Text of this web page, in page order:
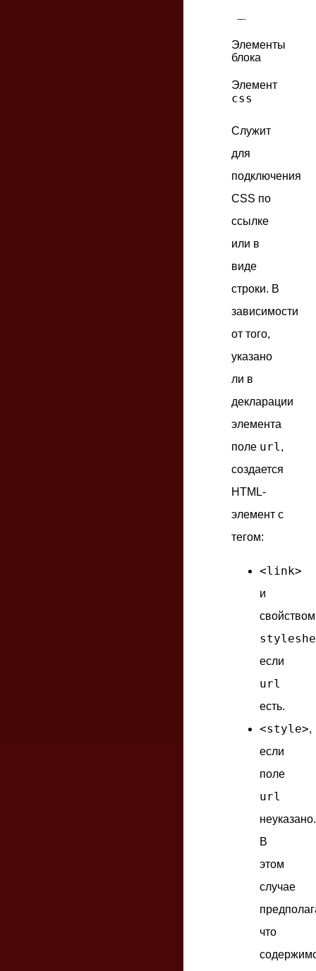
Элементы
блока
Элемент
css
Служит
для
подключения
CSS по
ссылке
или в
виде
строки. В
зависимости
от того,
указано
ли в
декларации
элемента
поле url,
создается
HTML-
элемент с
тегом:
<link>
и
свойством
если
url
есть.
<style>,
если
поле
url
неуказано.
В
этом
случае
что